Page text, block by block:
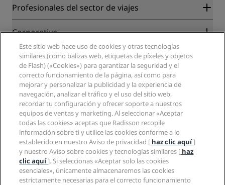
Radisson Rewards
Blog
Nuevos hoteles y próximas aperturas
Aplicación de Radisson Hotels
Hoteles Sports Approved
Hoteles ideales para familias
Salud y seguridad
Profesionales del sector de viajes
Colaboradores
Corporativo
Radisson Hotel Group
Medios
Empleos en RHG
Empleos en PPHE
Empleos en EHL
The Club by RHG
Oportunidades de desarrollo
Responsabilidad social corporativa
Compras
Información legal
Centro de privacidad
Aviso legal
Términos y condiciones de Radisson Rewards
Acuerdo de uso del sitio
Accesibilidad digital
Declaración sobre la esclavitud moderna
Ayuda
Avisos al consumidor
Contacto
Preguntas frecuentes
Mapa del sitio
Redes sociales
Marcas de Radisson Hotels
Este sitio web hace uso de cookies y otras tecnologías
similares (como balizas web, etiquetas de píxeles y objetos
de Flash) («Cookies») para garantizar la seguridad y el
correcto funcionamiento de la página, así como para
mejorar y personalizar la publicidad y la experiencia de
navegación, analizar el tráfico y el uso del sitio web,
recordar tu configuración y ofrecer soporte a nuestros
equipos de ventas y marketing. Al seleccionar «Aceptar
todas las cookies» aceptas que Radisson recopile
información sobre ti y utilice las cookies conforme a lo
establecido en nuestro Aviso de privacidad [ haz clic aquí]
y nuestro Aviso sobre cookies y tecnologías similares [ haz
clic aquí]. Si seleccionas «Aceptar solo las cookies
esenciales», únicamente almacenaremos las cookies
estrictamente necesarias para el correcto funcionamiento